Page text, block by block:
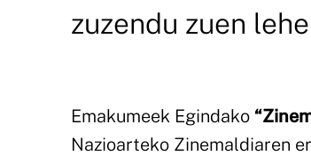
zuzendu zuen
Emakumeek Egindako
Nazioarteko Zinemaldiaren